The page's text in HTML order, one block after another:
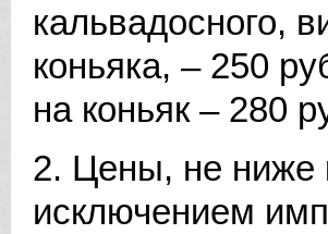
кальвадосного,
коньяка, – 250
на коньяк – 280
2. Цены, не ниже
исключением